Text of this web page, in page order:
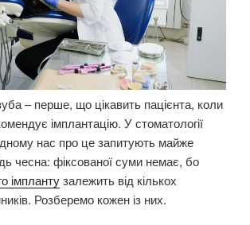
– перше, що цікавить пацієнта, коли
імплантацію. У стоматології
нас про це запитують майже
чесна: фіксованої суми немає, бо
імплантузалежить від кількох
Розберемо кожен із них.